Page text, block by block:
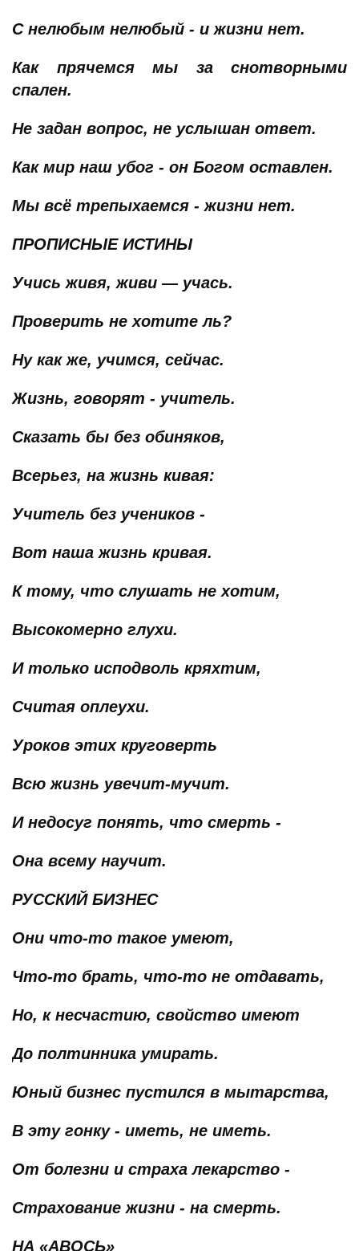
С нелюбым нелюбый - и жизни нет.
Как прячемся мы за снотворными
спален.
Не задан вопрос, не услышан ответ.
Как мир наш убог - он Богом оставлен.
Мы всё трепыхаемся - жизни нет.
ПРОПИСНЫЕ ИСТИНЫ
Учись живя, живи — учась.
Проверить не хотите ль?
Ну как же, учимся, сейчас.
Жизнь, говорят - учитель.
Сказать бы без обиняков,
Всерьез, на жизнь кивая:
Учитель без учеников -
Вот наша жизнь кривая.
К тому, что слушать не хотим,
Высокомерно глухи.
И только исподволь кряхтим,
Считая оплеухи.
Уроков этих круговерть
Всю жизнь увечит-мучит.
И недосуг понять, что смерть -
Она всему научит.
РУССКИЙ БИЗНЕС
Они что-то такое умеют,
Что-то брать, что-то не отдавать,
Но, к несчастию, свойство имеют
До полтинника умирать.
Юный бизнес пустился в мытарства,
В эту гонку - иметь, не иметь.
От болезни и страха лекарство -
Страхование жизни - на смерть.
НА «АВОСЬ»